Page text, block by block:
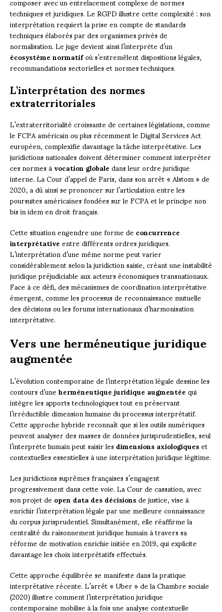
techniques et juridiques. Le RGPD illustre cette complexité : son
interprétation requiert la prise en compte de standards
techniques élaborés par des organismes privés de
normalisation. Le juge devient ainsi l’interprète d’un
écosystème normatifoù s’entremêlent dispositions légales,
recommandations sectorielles et normes techniques.
L’interprétation des normes
extraterritoriales
L’extraterritorialité croissante de certaines législations, comme
le FCPA américain ou plus récemment le Digital Services Act
européen, complexifie davantage la tâche interprétative. Les
juridictions nationales doivent déterminer comment interpréter
ces normes àvocation globaledans leur ordre juridique
interne. La Cour d’appel de Paris, dans son arrêt « Alstom » de
2020, a dû ainsi se prononcer sur l’articulation entre les
poursuites américaines fondées sur le FCPA et le principe non
bis in idem en droit français.
Cette situation engendre une forme deconcurrence
interprétativeentre différents ordres juridiques.
L’interprétation d’une même norme peut varier
considérablement selon la juridiction saisie, créant une instabilité
juridique préjudiciable aux acteurs économiques transnationaux.
Face à ce défi, des mécanismes de coordination interprétative
émergent, comme les processus de reconnaissance mutuelle
des décisions ou les forums internationaux d’harmonisation
interprétative.
Vers une herméneutique juridique
augmentée
L’évolution contemporaine de l’interprétation légale dessine les
contours d’uneherméneutique juridique augmentéequi
intègre les apports technologiques tout en préservant
l’irréductible dimension humaine du processus interprétatif.
Cette approche hybride reconnaît que si les outils numériques
peuvent analyser des masses de données jurisprudentielles, seul
l’interprète humain peut saisir lesdimensions axiologiqueset
contextuelles essentielles à une interprétation juridique légitime.
Les juridictions suprêmes françaises s’engagent
progressivement dans cette voie. La Cour de cassation, avec
son projet deopen data des décisionsde justice, vise à
enrichir l’interprétation légale par une meilleure connaissance
du corpus jurisprudentiel. Simultanément, elle réaffirme la
centralité du raisonnement juridique humain à travers sa
réforme de motivation enrichie initiée en 2019, qui explicite
davantage les choix interprétatifs effectués.
Cette approche équilibrée se manifeste dans la pratique
interprétative récente. L’arrêt « Uber » de la Chambre sociale
(2020) illustre comment l’interprétation juridique
contemporaine mobilise à la fois une analyse contextuelle